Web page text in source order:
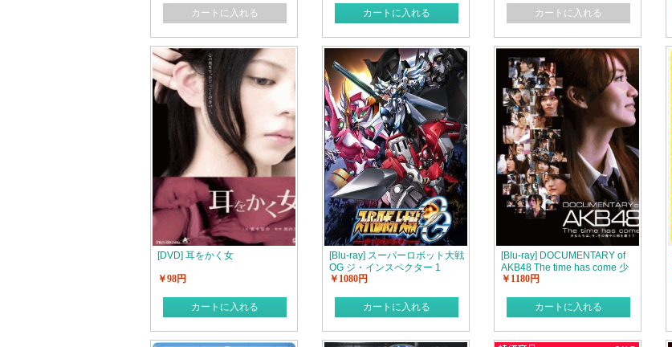
カートに入れる カートに入れる カートに入れる
[DVD] 耳をかく女
￥98円
カートに入れる
[Blu-ray] スーパーロボット大戦
OG ジ・インスペクター 1
￥1080円
カートに入れる
[Blu-ray] DOCUMENTARY of
AKB48 The time has come 少
女たちは、今、その背中に何を
￥1180円
カートに入れる